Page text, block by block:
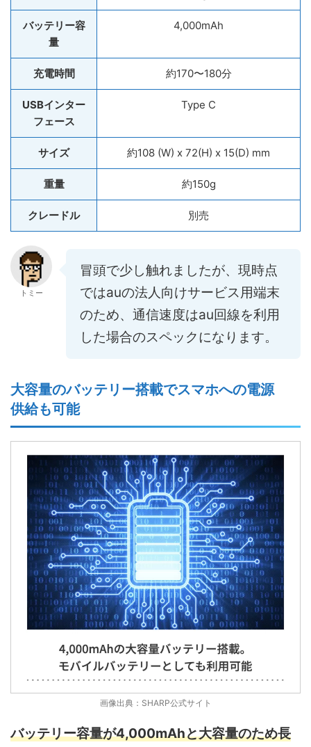
バッテリー容
量
4,000mAh
充電時間 約170〜180分
USBインター
フェース
Type C
サイズ 約108 (W) x 72(H) x 15(D) mm
重量 約150g
クレードル 別売
トミー
冒頭で少し触れましたが、現時点
ではauの法人向けサービス用端末
のため、通信速度はau回線を利用
した場合のスペックになります。
大容量のバッテリー搭載でスマホへの電源
供給も可能
画像出典：SHARP公式サイト
バッテリー容量が4,000mAhと大容量のため長